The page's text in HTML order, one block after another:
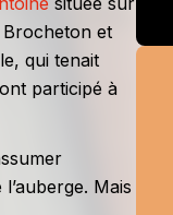
Brocheton et
qui tenait
participé à
Mais